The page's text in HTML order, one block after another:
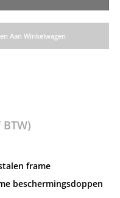
frame
beschermingsdoppen
Aan Winkelwagen